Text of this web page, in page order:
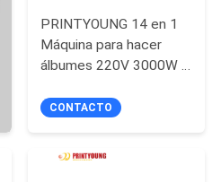
PRINTYOUNG 14 en 1
Máquina para hacer
álbumes 220V 3000W 1
CONTACTO